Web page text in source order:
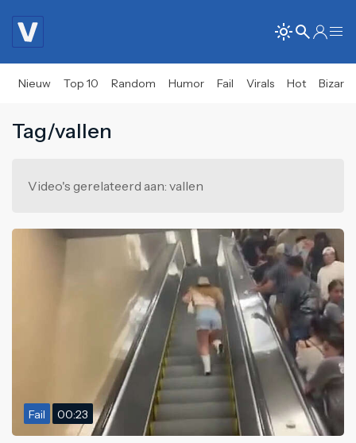
Nieuw Top 10 Random Humor Fail Virals Hot Bizar
Tag/vallen
Video's gerelateerd aan: vallen
Fail 00:23